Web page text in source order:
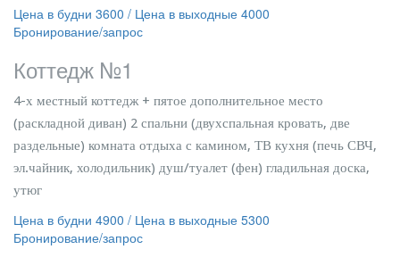
Цена в будни 3600 / Цена в выходные 4000
Бронирование/запрос
Коттедж №1
4-х местный коттедж + пятое дополнительное место
(раскладной диван) ­­2 спальни (двухспальная кровать, две
раздельные) комната отдыха с камином, ТВ кухня (печь СВЧ,
эл.чайник, холодильник) душ/туалет (фен) гладильная доска,
утюг
Цена в будни 4900 / Цена в выходные 5300
Бронирование/запрос